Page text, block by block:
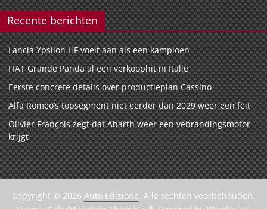
Recente berichten
Lancia Ypsilon HF voelt aan als een kampioen
FIAT Grande Panda al een verkoophit in Italië
Eerste concrete details over productieplan Cassino
Alfa Romeo’s topsegment niet eerder dan 2029 weer een feit
Olivier François zegt dat Abarth weer een vebrandingsmotor
krijgt
Copyright © 2026 Auto Edizione. Alle rechten voorbehouden.